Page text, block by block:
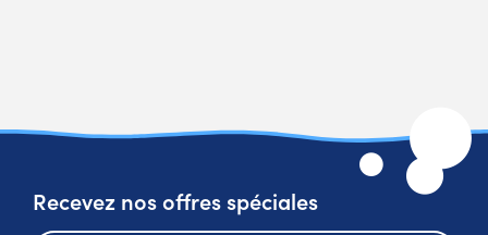
Recevez nos offres spéciales